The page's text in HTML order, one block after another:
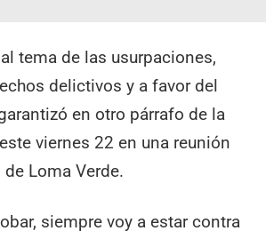
tema de las usurpaciones,
delictivos y a favor del
en otro párrafo de la
viernes 22 en una reunión
Loma Verde.
siempre voy a estar contra